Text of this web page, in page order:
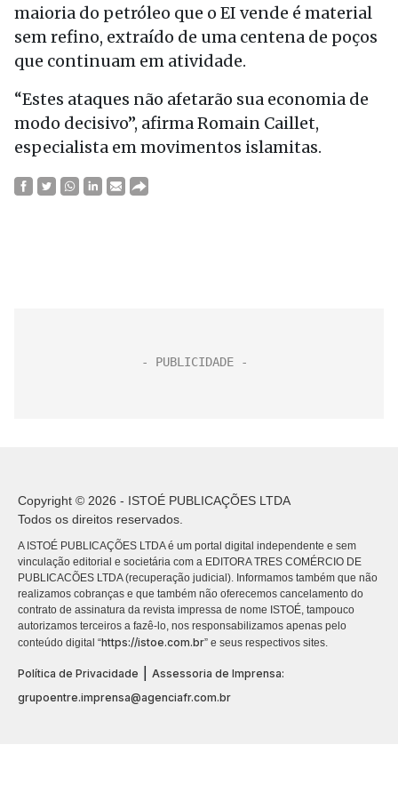
maioria do petróleo que o EI vende é material
sem refino, extraído de uma centena de poços
que continuam em atividade.
“Estes ataques não afetarão sua economia de
modo decisivo”, afirma Romain Caillet,
especialista em movimentos islamitas.
Copyright © 2026 - ISTOÉ PUBLICAÇÕES LTDA
Todos os direitos reservados.
A ISTOÉ PUBLICAÇÕES LTDA é um portal digital independente e sem
vinculação editorial e societária com a EDITORA TRES COMÉRCIO DE
PUBLICACÕES LTDA (recuperação judicial). Informamos também que não
realizamos cobranças e que também não oferecemos cancelamento do
contrato de assinatura da revista impressa de nome ISTOÉ, tampouco
autorizamos terceiros a fazê-lo, nos responsabilizamos apenas pelo
conteúdo digital “https://istoe.com.br” e seus respectivos sites.
Política de Privacidade
Assessoria de Imprensa:
grupoentre.imprensa@agenciafr.com.br